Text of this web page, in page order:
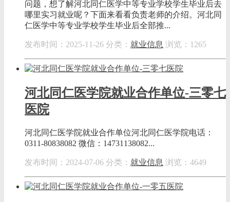
问题，想了解河北同仁医学中等专业学校学生毕业后去
哪里实习就业呢？下面来看看负责老师的介绍。河北同
仁医学中等专业学校学生毕业后全部推...
发布时间：2025-11-26 分类： 就业信息 浏览：1265
河北同仁医学院就业合作单位-三零七
医院
河北同仁医学院就业合作单位河北同仁医学院电话：
0311-80838082 微信：14731138082...
发布时间：2024-07-06 分类： 就业信息 浏览：4649